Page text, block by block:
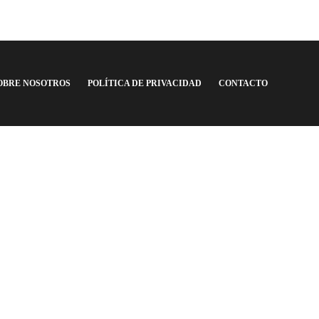
NOSOTROS POLÍTICA DE PRIVACIDAD CONTACTO